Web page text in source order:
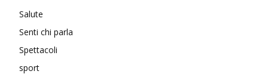
Salute
Senti chi parla
Spettacoli
sport